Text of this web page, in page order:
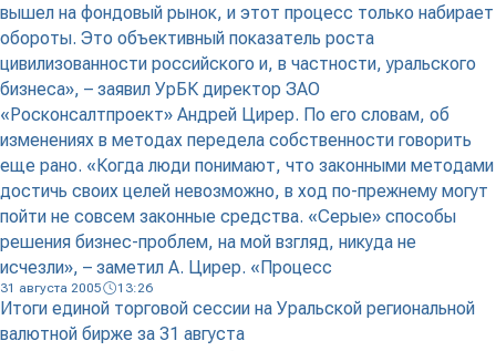
вышел на фондовый рынок, и этот процесс только набирает
обороты. Это объективный показатель роста
цивилизованности российского и, в частности, уральского
бизнеса», – заявил УрБК директор ЗАО
«Росконсалтпроект» Андрей Цирер. По его словам, об
изменениях в методах передела собственности говорить
еще рано. «Когда люди понимают, что законными методами
достичь своих целей невозможно, в ход по-прежнему могут
пойти не совсем законные средства. «Серые» способы
решения бизнес-проблем, на мой взгляд, никуда не
исчезли», – заметил А. Цирер. «Процесс
31 августа 2005 13:26
Итоги единой торговой сессии на Уральской региональной
валютной бирже за 31 августа